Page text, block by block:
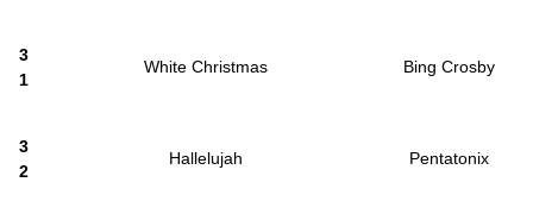
3
1
White Christmas Bing Crosby
3
2
Hallelujah Pentatonix